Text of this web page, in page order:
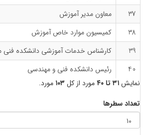
37
معاون مدیر آموزش
38
کمیسیون موارد خاص آموزش
39
کارشناس خدمات آموزشی دانشکده فنی
40
رئیس دانشکده فنی و مهندسی
نمایش۳۱ تا ۴۰ مورد از کل ۱۰۳ مورد.
تعداد سطرها